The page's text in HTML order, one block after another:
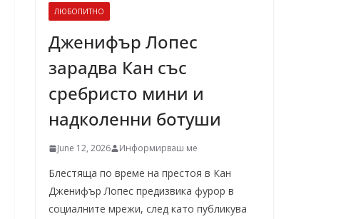
ЛЮБОПИТНО
Дженифър Лопес
зарадва Кан със
сребристо мини и
надколенни ботуши
June 12, 2026 Информирваш ме
Блестяща по време на престоя в Кан
Дженифър Лопес предизвика фурор в
социалните мрежи, след като публикува